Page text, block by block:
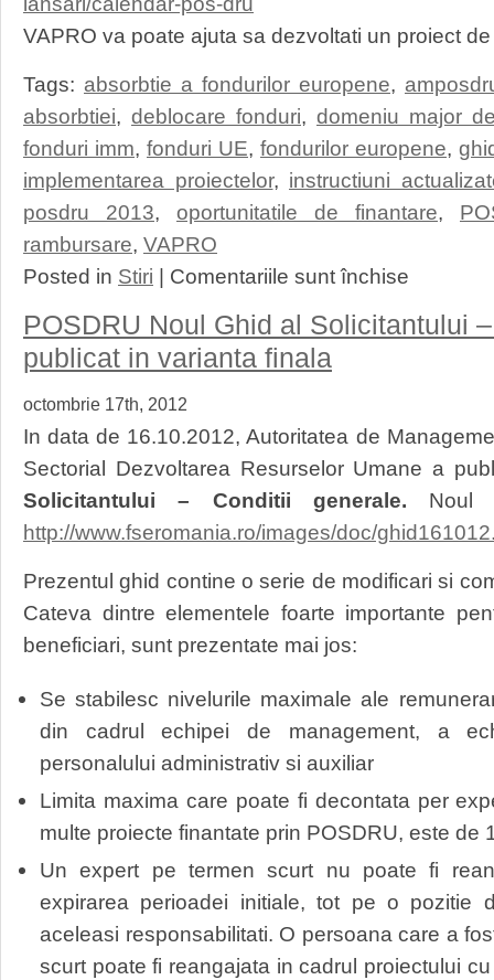
VAPRO va poate ajuta sa dezvoltati un proiect
Tags: absorbtie a fondurilor europene,
absorbtiei, deblocare fonduri, domeniu major
fonduri imm, fonduri UE, fondurilor europene,
implementarea proiectelor, instructiuni
posdru 2013, oportunitatile de finantare,
rambursare, VAPRO
Posted in Stiri | Comentariile sunt închise
calendar
POSDRU Noul Ghid al Solicitantului
publicat in varianta finala
octombrie 17th, 2012
In data de 16.10.2012, Autoritatea de
Sectorial Dezvoltarea Resurselor Umane a
Solicitantului – Conditii generale. Noul
http://www.fseromania.ro/images/doc/
Prezentul ghid contine o serie de modificari si
Cateva dintre elementele foarte importante
beneficiari, sunt prezentate mai jos:
Se stabilesc nivelurile maximale ale
din cadrul echipei de management, a
personalului administrativ si auxiliar
Limita maxima care poate fi decontata per
multe proiecte finantate prin POSDRU, este de
Un expert pe termen scurt nu poate fi
expirarea perioadei initiale, tot pe o pozitie
aceleasi responsabilitati. O persoana care a
scurt poate fi reangajata in cadrul proiectului